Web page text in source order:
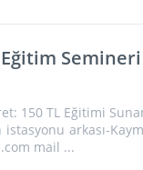
Eğitim Semineri
150 TL Eğitimi
arkası-
mail ...